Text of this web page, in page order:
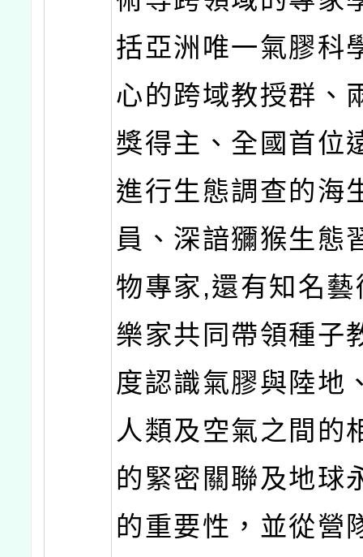
括亞洲唯一氣膠科
心的跨域教授群、
獎得主、全國首位
進行生態調查的海
員、深諳獼猴生態
物專家,還有知名
樂家共同帶領種子
度認識氣膠與陸地
人類及空氣之間的
的緊密關聯及地球
的重要性，並從營